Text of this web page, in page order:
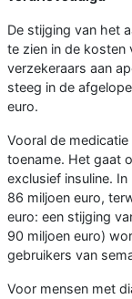
De stijging van het
te zien in de kosten
verzekeraars aan
steeg in de
euro.
Vooral de
toename. Het gaat
exclusief insuline.
86 miljoen euro,
euro: een stijging
90 miljoen euro)
gebruikers van
Voor mensen met